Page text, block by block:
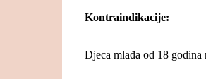
Kontraindikacije:
Djeca mlađa od 18